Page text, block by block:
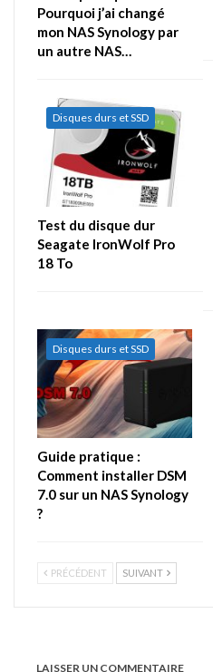
Pourquoi j’ai changé
mon NAS Synology par
un autre NAS…
Disques durs et SSD
Test du disque dur
Seagate IronWolf Pro
18 To
Disques durs et SSD
Guide pratique :
Comment installer DSM
7.0 sur un NAS Synology
?
PRÉCÉDENT SUIVANT
LAISSER UN COMMENTAIRE